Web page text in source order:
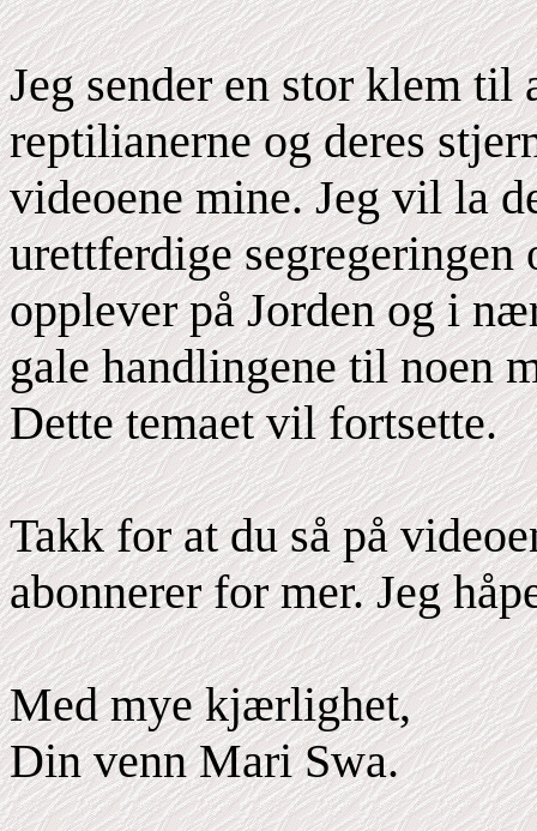
Jeg sender en stor klem
reptilianerne og deres
videoene mine. Jeg vil la
urettferdige segregeringen
opplever på Jorden og i
gale handlingene til noen
Dette temaet vil fortsette.
Takk for at du så på
abonnerer for mer. Jeg
Med mye kjærlighet,
Din venn Mari Swa.